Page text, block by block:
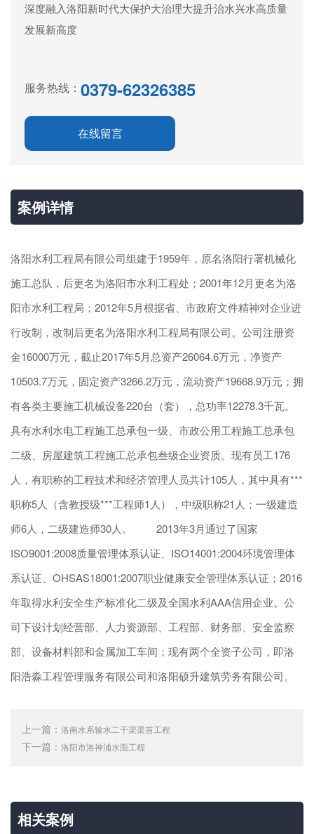
深度融入洛阳新时代大保护大治理大提升治水兴水高质量
发展新高度
服务热线： 0379-62326385
在线留言
案例详情
洛阳水利工程局有限公司组建于1959年，原名洛阳行署机械化
施工总队，后更名为洛阳市水利工程处；2001年12月更名为洛
阳市水利工程局；2012年5月根据省、市政府文件精神对企业进
行改制，改制后更名为洛阳水利工程局有限公司。公司注册资
金16000万元，截止2017年5月总资产26064.6万元，净资产
10503.7万元，固定资产3266.2万元，流动资产19668.9万元；拥
有各类主要施工机械设备220台（套），总功率12278.3千瓦。
具有水利水电工程施工总承包一级、市政公用工程施工总承包
二级、房屋建筑工程施工总承包叁级企业资质。现有员工176
人，有职称的工程技术和经济管理人员共计105人，其中具有***
职称5人（含教授级***工程师1人），中级职称21人；一级建造
师6人，二级建造师30人。 2013年3月通过了国家
ISO9001:2008质量管理体系认证、ISO14001:2004环境管理体
系认证、OHSAS18001:2007职业健康安全管理体系认证；2016
年取得水利安全生产标准化二级及全国水利AAA信用企业。公
司下设计划经营部、人力资源部、工程部、财务部、安全监察
部、设备材料部和金属加工车间；现有两个全资子公司，即洛
阳浩淼工程管理服务有限公司和洛阳硕升建筑劳务有限公司。
上一篇： 洛南水系输水二干渠渠首工程
下一篇： 洛阳市洛神浦水面工程
相关案例